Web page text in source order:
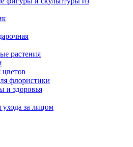
растения
флористики
и здоровья
за лицом